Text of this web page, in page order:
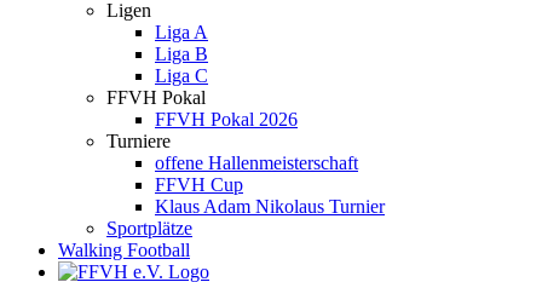
Ligen
Liga A
Liga B
Liga C
FFVH Pokal
FFVH Pokal 2026
Turniere
offene Hallenmeisterschaft
FFVH Cup
Klaus Adam Nikolaus Turnier
Sportplätze
Walking Football